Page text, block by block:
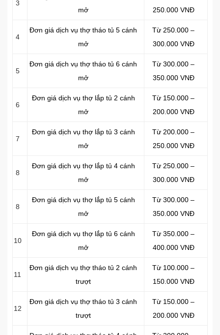
3
mở
250.000 VNĐ
4
Đơn giá dịch vụ thợ tháo tủ 5 cánh
mở
Từ 250.000 –
300.000 VNĐ
5
Đơn giá dịch vụ thợ tháo tủ 6 cánh
mở
Từ 300.000 –
350.000 VNĐ
6
Đơn giá dịch vụ thợ lắp tủ 2 cánh
mở
Từ 150.000 –
200.000 VNĐ
7
Đơn giá dịch vụ thợ lắp tủ 3 cánh
mở
Từ 200.000 –
250.000 VNĐ
8
Đơn giá dịch vụ thợ lắp tủ 4 cánh
mở
Từ 250.000 –
300.000 VNĐ
8
Đơn giá dịch vụ thợ lắp tủ 5 cánh
mở
Từ 300.000 –
350.000 VNĐ
10
Đơn giá dịch vụ thợ lắp tủ 6 cánh
mở
Từ 350.000 –
400.000 VNĐ
11
Đơn giá dịch vụ thợ tháo tủ 2 cánh
trượt
Từ 100.000 –
150.000 VNĐ
12
Đơn giá dịch vụ thợ tháo tủ 3 cánh
trượt
Từ 150.000 –
200.000 VNĐ